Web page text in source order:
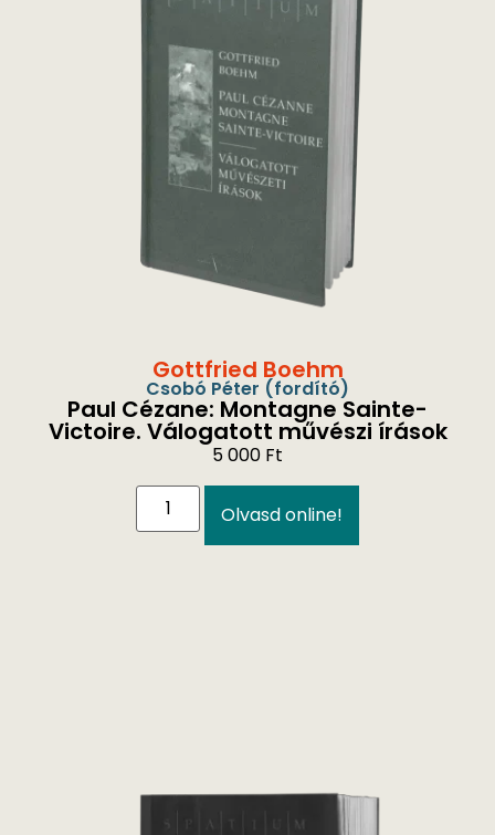
Gottfried Boehm
Csobó Péter (fordító)
Paul Cézane: Montagne Sainte-
Victoire. Válogatott művészi írások
5 000 Ft
Olvasd online!